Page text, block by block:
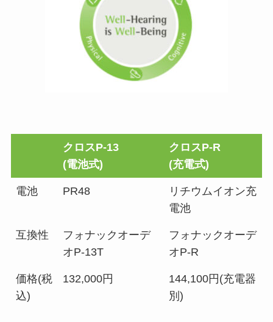
クロスP-13
(電池式)
クロスP-R
(充電式)
電池 PR48
リチウムイオン充
電池
互換性
フォナックオーデ
オP-13T
フォナックオーデ
オP-R
価格(税
込)
132,000円
144,100円(充電器
別)